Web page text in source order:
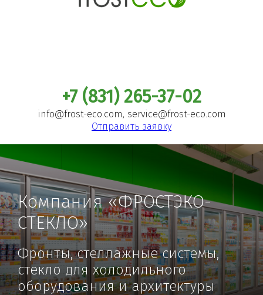
+7 (831) 265-37-02
info@frost-eco.com, service@frost-eco.com
Отправить заявку
Компания «ФРОСТЭКО-
СТЕКЛО»
Фронты, стеллажные системы,
стекло для холодильного
оборудования и архитектуры